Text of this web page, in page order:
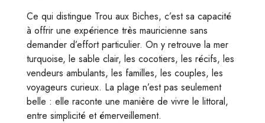
Ce qui distingue Trou aux Biches, c’est sa capacité
à offrir une expérience très mauricienne sans
demander d’effort particulier. On y retrouve la mer
turquoise, le sable clair, les cocotiers, les récifs, les
vendeurs ambulants, les familles, les couples, les
voyageurs curieux. La plage n’est pas seulement
belle : elle raconte une manière de vivre le littoral,
entre simplicité et émerveillement.